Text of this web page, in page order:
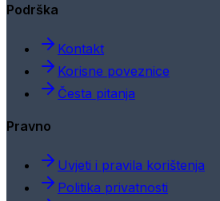
Podrška
Kontakt
Korisne poveznice
Česta pitanja
Pravno
Uvjeti i pravila korištenja
Politika privatnosti